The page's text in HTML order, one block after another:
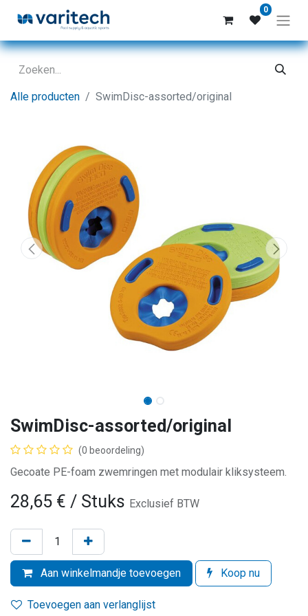
0
Alle producten SwimDisc-assorted/original
SwimDisc-assorted/original
(0 beoordeling)
Gecoate PE-foam zwemringen met modulair kliksysteem.
28,65 € / Stuks Exclusief BTW
Aan winkelmandje toevoegen Koop nu
Toevoegen aan verlanglijst